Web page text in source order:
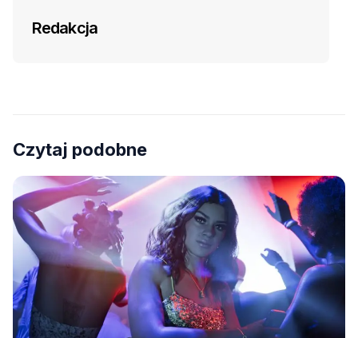
Redakcja
Czytaj podobne